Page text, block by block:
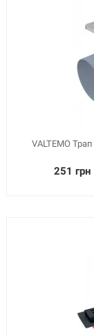
VALTEMO
251 грн